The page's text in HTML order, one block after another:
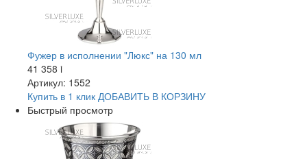
Фужер в исполнении "Люкс" на 130 мл
41 358 i
Артикул: 1552
Купить в 1 клик ДОБАВИТЬ В КОРЗИНУ
Быстрый просмотр